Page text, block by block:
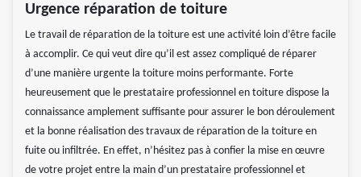
Urgence réparation de toiture
Le travail de réparation de la toiture est une activité loin d’être facile
à accomplir. Ce qui veut dire qu’il est assez compliqué de réparer
d’une manière urgente la toiture moins performante. Forte
heureusement que le prestataire professionnel en toiture dispose la
connaissance amplement suffisante pour assurer le bon déroulement
et la bonne réalisation des travaux de réparation de la toiture en
fuite ou infiltrée. En effet, n’hésitez pas à confier la mise en œuvre
de votre projet entre la main d’un prestataire professionnel et